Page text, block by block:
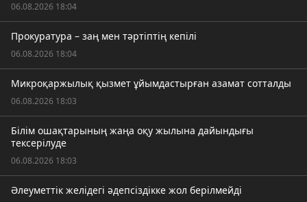
06.08.2026 18:04
Прокуратура – заң мен тәртіптің кепілі
06.08.2026 18:04
Микроқаржылық қызмет ұйымдастырған азамат сотталды
06.08.2026 18:03
Білім ошақтарының жаңа оқу жылына дайындығы
тексерілуде
06.08.2026 18:03
Әлеуметтік желідегі әдепсіздікке жол берілмейді